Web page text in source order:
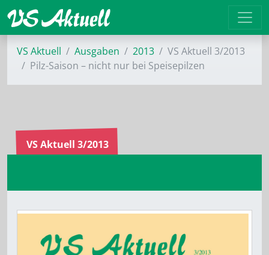
VS Aktuell Ausgaben 2013
VS Aktuell 3/2013
Pilz-Saison – nicht nur bei Speisepilzen
VS Aktuell 3/2013